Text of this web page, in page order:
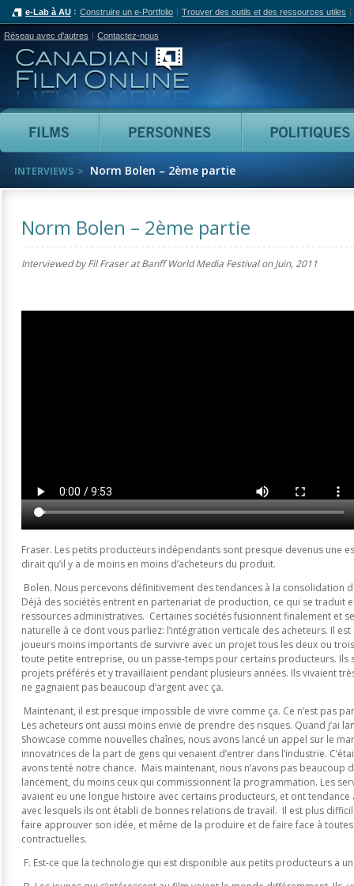
e-Lab à AU Construire un e-Portfolio Trouver des outils et des ressources utiles
Réseau avec d'autres Contactez-nous
Canadian Film Online
Films Personnes
INTERVIEWS Norm Bolen – 2ème partie
Norm Bolen – 2ème partie
Interviewed by Fil Fraser at Banff World Media Festival onJuin, 2011
Fraser. Les petits producteurs indépendants sont presque devenus une
dirait qu’il y a de moins en moins d’acheteurs du produit.
Bolen. Nous percevons définitivement des tendances à la consolidation
Déjà des sociétés entrent en partenariat de production, ce qui se traduit
ressources administratives. Certaines sociétés fusionnent finalement et
naturelle à ce dont vous parliez: l’intégration verticale des acheteurs. Il
joueurs moins importants de survivre avec un projet tous les deux ou
toute petite entreprise, ou un passe-temps pour certains producteurs. Ils
projets préférés et y travaillaient pendant plusieurs années. Ils vivaient
ne gagnaient pas beaucoup d’argent avec ça.
Maintenant, il est presque impossible de vivre comme ça. Ce n’est pas
Les acheteurs ont aussi moins envie de prendre des risques. Quand j’ai
Showcase comme nouvelles chaînes, nous avons lancé un appel sur le
innovatrices de la part de gens qui venaient d’entrer dans l’industrie.
avons tenté notre chance. Mais maintenant, nous n’avons pas beaucoup
lancement, du moins ceux qui commissionnent la programmation. Les
avaient eu une longue histoire avec certains producteurs, et ont
avec lesquels ils ont établi de bonnes relations de travail. Il est plus
faire approuver son idée, et même de la produire et de faire face à
contractuelles.
F. Est-ce que la technologie qui est disponible aux petits producteurs a